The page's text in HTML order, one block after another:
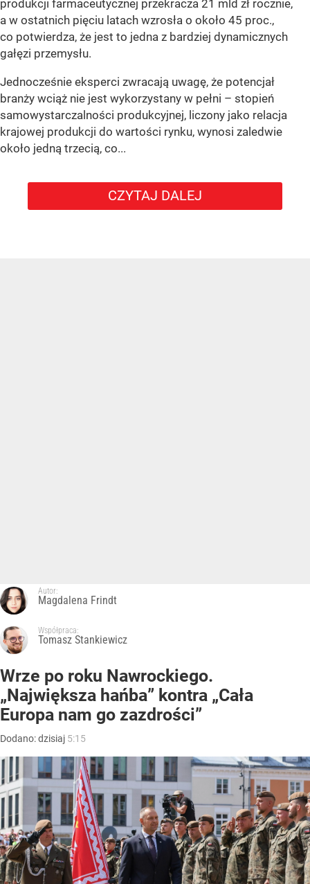
produkcji farmaceutycznej przekracza 21 mld zł rocznie,
a w ostatnich pięciu latach wzrosła o około 45 proc.,
co potwierdza, że jest to jedna z bardziej dynamicznych
gałęzi przemysłu.
Jednocześnie eksperci zwracają uwagę, że potencjał
branży wciąż nie jest wykorzystany w pełni – stopień
samowystarczalności produkcyjnej, liczony jako relacja
krajowej produkcji do wartości rynku, wynosi zaledwie
około jedną trzecią, co...
CZYTAJ DALEJ
Autor:
Magdalena Frindt
Współpraca:
Tomasz Stankiewicz
Wrze po roku Nawrockiego.
„Największa hańba” kontra „Cała
Europa nam go zazdrości”
Dodano:dzisiaj 5:15